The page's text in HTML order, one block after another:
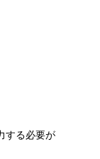
する必要が